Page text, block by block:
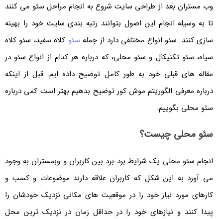
وب مستران بعد از طراحی سایت شروع به انجام مراحل سئو می کنند
تا به وسیله انجام این اصول بتوانند رتبه بندی سایت خود را بهینه
سازی کنند. سئو انواع مختلفی دارد از جملهسئوکلاه سفید، سئو کلاه
سیاه، سئو تکنیکال و سئو محلی، که درباره هر کدام از انواع سئو در
مقاله های قبلی خود به طور کامل توضیح داده ایم. قبل از اینکه
درباره معرفی الگوریتم موش کور توضیح بدهیم بهتر است کمی درباره
سئو محلی بگوییم.
سئو محلی چیست؟
انجام سئو محلی یک شرایط برد-برد بین کاربران و وبمستران به وجود
می آورد به این شکل که کاربران علاقه دارند موضوعات و کسب و
کارهای مورد نیاز خود را در موقعیت های مکانی نزدیک خودشان را
پیدا کنند و نیازهای خود را در حداقل زمان در نزدیک ترین محل